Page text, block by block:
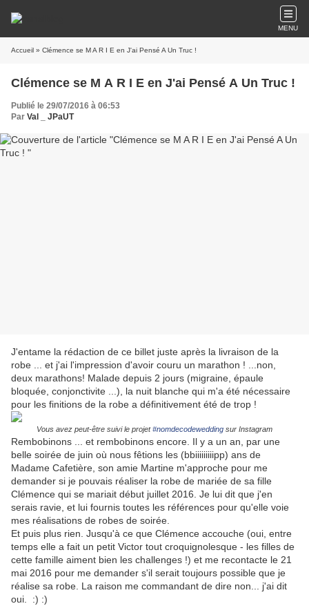
MENU
Accueil » Clémence se M A R I E en J'ai Pensé A Un Truc !
Clémence se M A R I E en J'ai Pensé A Un Truc !
Publié le 29/07/2016 à 06:53
Par Val _ JPaUT
J'entame la rédaction de ce billet juste après la livraison de la
robe ... et j'ai l'impression d'avoir couru un marathon ! ...non,
deux marathons! Malade depuis 2 jours (migraine, épaule
bloquée, conjonctivite ...), la nuit blanche qui m'a été nécessaire
pour les finitions de la robe a définitivement été de trop !
Vous avez peut-être suivi le projet#nomdecodewedding sur Instagram
Rembobinons ... et rembobinons encore. Il y a un an, par une
belle soirée de juin où nous fêtions les (bbiiiiiiiiipp) ans de
Madame Cafetière, son amie Martine m'approche pour me
demander si je pouvais réaliser la robe de mariée de sa fille
Clémence qui se mariait début juillet 2016. Je lui dit que j'en
serais ravie, et lui fournis toutes les références pour qu'elle voie
mes réalisations de robes de soirée.
Et puis plus rien. Jusqu'à ce que Clémence accouche (oui, entre
temps elle a fait un petit Victor tout croquignolesque - les filles de
cette famille aiment bien les challenges !) et me recontacte le 21
mai 2016 pour me demander s'il serait toujours possible que je
réalise sa robe. La raison me commandant de dire non... j'ai dit
oui. :) :)